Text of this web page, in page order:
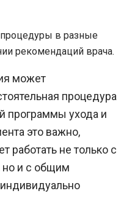
в разные
рекомендаций врача.
может
процедура
программы ухода и
это важно,
работать не только с
и с общим